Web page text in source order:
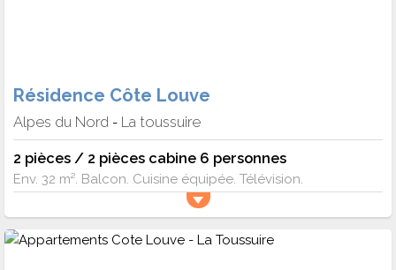
Résidence Côte Louve
Alpes du Nord - La toussuire
2 pièces / 2 pièces cabine 6 personnes
Env. 32 m². Balcon. Cuisine équipée. Télévision.